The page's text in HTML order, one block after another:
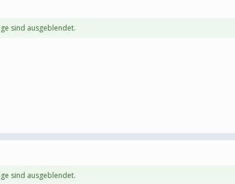
sind ausgeblendet.
sind ausgeblendet.